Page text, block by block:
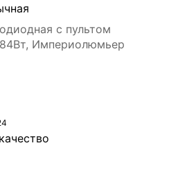
с пультом
Империолюмьер